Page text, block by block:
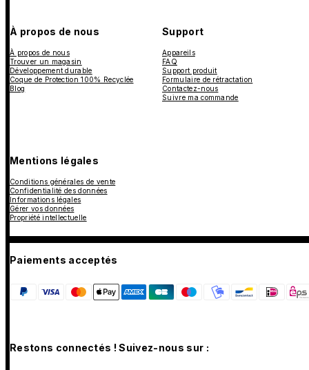
À propos de nous
À propos de nous
Trouver un magasin
Développement durable
Coque de Protection 100% Recyclée
Blog
Support
Appareils
FAQ
Support produit
Formulaire de rétractation
Contactez-nous
Suivre ma commande
Mentions légales
Conditions générales de vente
Confidentialité des données
Informations légales
Gérer vos données
Propriété intellectuelle
Paiements acceptés
Restons connectés ! Suivez-nous sur :